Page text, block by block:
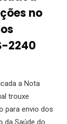
no
2240
a Nota
trouxe
para envio dos
da Saúde do